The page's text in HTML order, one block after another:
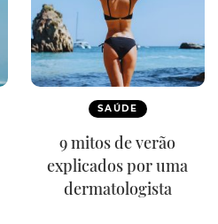
SAÚDE
9 mitos de verão
explicados por uma
dermatologista